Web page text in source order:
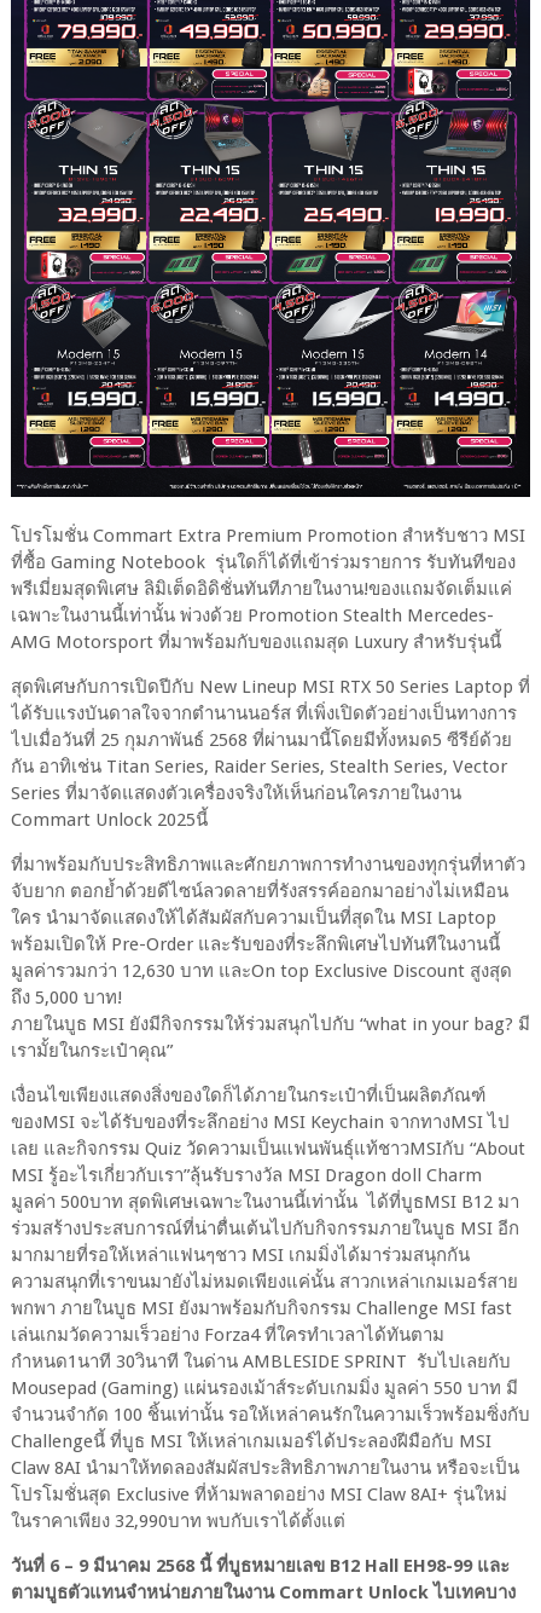
โปรโมชั่น Commart Extra Premium Promotion สำหรับชาว MSI
ที่ซื้อ Gaming Notebook รุ่นใดก็ได้ที่เข้าร่วมรายการ รับทันทีของ
พรีเมี่ยมสุดพิเศษ ลิมิเต็ดอิดิชั่นทันทีภายในงาน!ของแถมจัดเต็มแค่
เฉพาะในงานนี้เท่านั้น พ่วงด้วย Promotion Stealth Mercedes-
AMG Motorsport ที่มาพร้อมกับของแถมสุด Luxury สำหรับรุ่นนี้
สุดพิเศษกับการเปิดปีกับ New Lineup MSI RTX 50 Series Laptop ที่
ได้รับแรงบันดาลใจจากตำนานนอร์ส ที่เพิ่งเปิดตัวอย่างเป็นทางการ
ไปเมื่อวันที่ 25 กุมภาพันธ์ 2568 ที่ผ่านมานี้โดยมีทั้งหมด5 ซีรีย์ด้วย
กัน อาทิเช่น Titan Series, Raider Series, Stealth Series, Vector
Series ที่มาจัดแสดงตัวเครื่องจริงให้เห็นก่อนใครภายในงาน
Commart Unlock 2025นี้
ที่มาพร้อมกับประสิทธิภาพและศักยภาพการทำงานของทุกรุ่นที่หาตัว
จับยาก ตอกย้ำด้วยดีไซน์ลวดลายที่รังสรรค์ออกมาอย่างไม่เหมือน
ใคร นำมาจัดแสดงให้ได้สัมผัสกับความเป็นที่สุดใน MSI Laptop
พร้อมเปิดให้ Pre-Order และรับของที่ระลึกพิเศษไปทันทีในงานนี้
มูลค่ารวมกว่า 12,630 บาท และOn top Exclusive Discount สูงสุด
ถึง 5,000 บาท!
ภายในบูธ MSI ยังมีกิจกรรมให้ร่วมสนุกไปกับ “what in your bag? มี
เรามั้ยในกระเป๋าคุณ”
เงื่อนไขเพียงแสดงสิ่งของใดก็ได้ภายในกระเป๋าที่เป็นผลิตภัณฑ์
ของMSI จะได้รับของที่ระลึกอย่าง MSI Keychain จากทางMSI ไป
เลย และกิจกรรม Quiz วัดความเป็นแฟนพันธุ์แท้ชาวMSIกับ “About
MSI รู้อะไรเกี่ยวกับเรา”ลุ้นรับรางวัล MSI Dragon doll Charm
มูลค่า 500บาท สุดพิเศษเฉพาะในงานนี้เท่านั้น ได้ที่บูธMSI B12 มา
ร่วมสร้างประสบการณ์ที่น่าตื่นเต้นไปกับกิจกรรมภายในบูธ MSI อีก
มากมายที่รอให้เหล่าแฟนๆชาว MSI เกมมิ่งได้มาร่วมสนุกกัน
ความสนุกที่เราขนมายังไม่หมดเพียงแค่นั้น สาวกเหล่าเกมเมอร์สาย
พกพา ภายในบูธ MSI ยังมาพร้อมกับกิจกรรม Challenge MSI fast
เล่นเกมวัดความเร็วอย่าง Forza4 ที่ใครทำเวลาได้ทันตาม
กำหนด1นาที 30วินาที ในด่าน AMBLESIDE SPRINT รับไปเลยกับ
Mousepad (Gaming) แผ่นรองเม้าส์ระดับเกมมิ่ง มูลค่า 550 บาท มี
จำนวนจำกัด 100 ชิ้นเท่านั้น รอให้เหล่าคนรักในความเร็วพร้อมซิ่งกับ
Challengeนี้ ที่บูธ MSI ให้เหล่าเกมเมอร์ได้ประลองฝีมือกับ MSI
Claw 8AI นำมาให้ทดลองสัมผัสประสิทธิภาพภายในงาน หรือจะเป็น
โปรโมชั่นสุด Exclusive ที่ห้ามพลาดอย่าง MSI Claw 8AI+ รุ่นใหม่
ในราคาเพียง 32,990บาท พบกับเราได้ตั้งแต่
วันที่ 6 – 9 มีนาคม 2568 นี้ ที่บูธหมายเลข B12 Hall EH98-99 และ
ตามบูธตัวแทนจำหน่ายภายในงาน Commart Unlock ไบเทคบาง